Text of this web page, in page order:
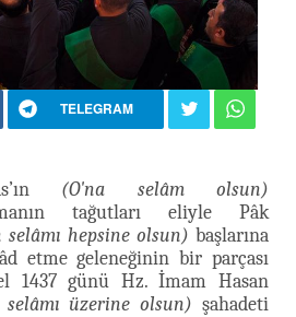
TELEGRAM
(O'na selâm olsun)
tağutları eliyle Pâk
selâmı hepsine olsun) başlarına
etme geleneğinin bir parçası
1437 günü Hz. İmam Hasan
selâmı üzerine olsun) şahadeti